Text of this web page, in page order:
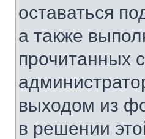
оставаться
а также
прочитанных
выходом из
в решении